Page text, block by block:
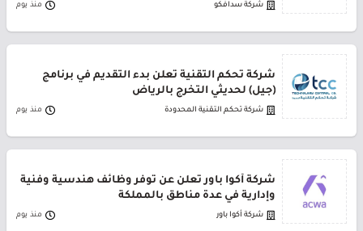
شركة سدافكو منذ يوم
شركة تحكم التقنية تعلن بدء التقديم في برنامج
(جيل) لحديثي التخرج بالرياض
شركة تحكم التقنية المحدودة منذ يوم
شركة أكوا باور تعلن عن توفر وظائف هندسية وفنية
وإدارية في عدة مناطق بالمملكة
شركة أكوا باور منذ يوم